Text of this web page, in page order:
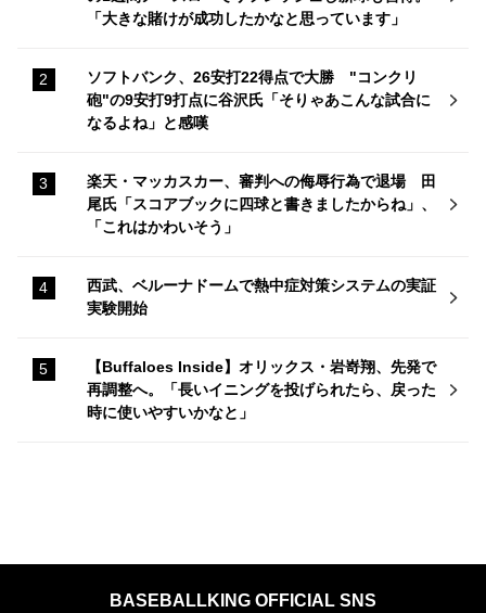
「大きな賭けが成功したかなと思っています」
ソフトバンク、26安打22得点で大勝 "コンクリ
砲"の9安打9打点に谷沢氏「そりゃあこんな試合に
なるよね」と感嘆
楽天・マッカスカー、審判への侮辱行為で退場 田
尾氏「スコアブックに四球と書きましたからね」、
「これはかわいそう」
西武、ベルーナドームで熱中症対策システムの実証
実験開始
【Buffaloes Inside】オリックス・岩嵜翔、先発で
再調整へ。「長いイニングを投げられたら、戻った
時に使いやすいかなと」
BASEBALLKING OFFICIAL SNS